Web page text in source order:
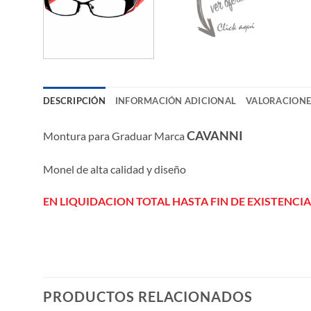
DESCRIPCIÓN INFORMACIÓN ADICIONAL
Montura para Graduar Marca CAVANNI
Monel de alta calidad y diseño
EN LIQUIDACION TOTAL HASTA FIN DE EXISTENCIA
PRODUCTOS RELACIONADOS